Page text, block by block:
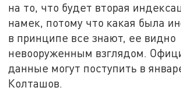
на то, что будет вторая
намек, потому что какая была
в принципе все знают, ее видно
невооруженным взглядом.
данные могут поступить в
Колташов.